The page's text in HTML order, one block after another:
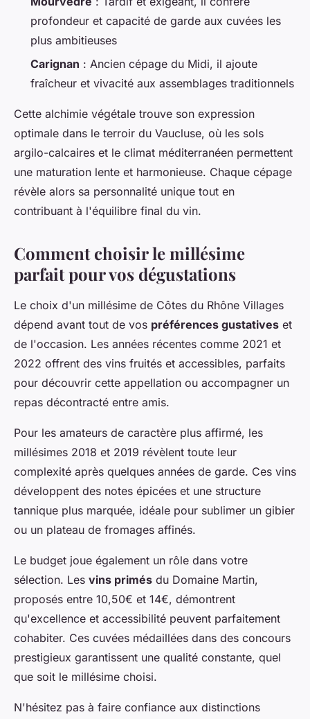
profondeur et capacité de garde aux cuvées les
plus ambitieuses
Carignan : Ancien cépage du Midi, il ajoute
fraîcheur et vivacité aux assemblages traditionnels
Cette alchimie végétale trouve son expression
optimale dans le terroir du Vaucluse, où les sols
argilo-calcaires et le climat méditerranéen permettent
une maturation lente et harmonieuse. Chaque cépage
révèle alors sa personnalité unique tout en
contribuant à l'équilibre final du vin.
Comment choisir le millésime
parfait pour vos dégustations
Le choix d'un millésime de Côtes du Rhône Villages
dépend avant tout de vos préférences gustatives et
de l'occasion. Les années récentes comme 2021 et
2022 offrent des vins fruités et accessibles, parfaits
pour découvrir cette appellation ou accompagner un
repas décontracté entre amis.
Pour les amateurs de caractère plus affirmé, les
millésimes 2018 et 2019 révèlent toute leur
complexité après quelques années de garde. Ces vins
développent des notes épicées et une structure
tannique plus marquée, idéale pour sublimer un gibier
ou un plateau de fromages affinés.
Le budget joue également un rôle dans votre
sélection. Les vins primés du Domaine Martin,
proposés entre 10,50€ et 14€, démontrent
qu'excellence et accessibilité peuvent parfaitement
cohabiter. Ces cuvées médaillées dans des concours
prestigieux garantissent une qualité constante, quel
que soit le millésime choisi.
N'hésitez pas à faire confiance aux distinctions